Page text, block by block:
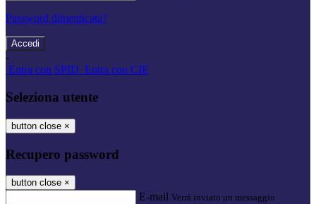
Password dimenticata?
-
Entra con SPID Entra con CIE
Seleziona utente
button close ×
Recupero password
button close ×
E-mail Verrà inviato un messaggio